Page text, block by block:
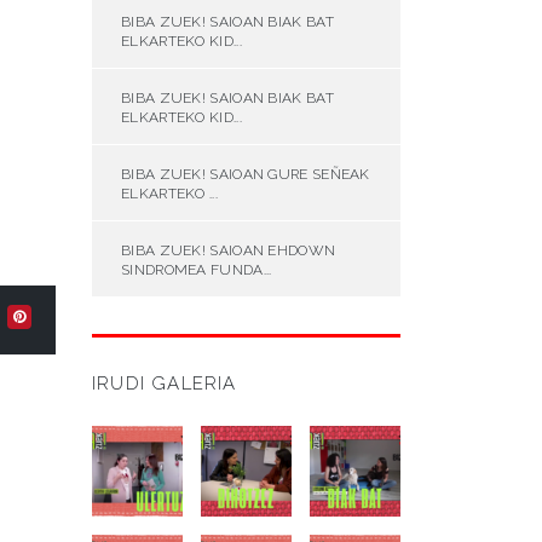
BIBA ZUEK! SAIOAN BIAK BAT
ELKARTEKO KID...
BIBA ZUEK! SAIOAN BIAK BAT
ELKARTEKO KID...
BIBA ZUEK! SAIOAN GURE SEÑEAK
ELKARTEKO ...
BIBA ZUEK! SAIOAN EHDOWN
SINDROMEA FUNDA...
IRUDI GALERIA